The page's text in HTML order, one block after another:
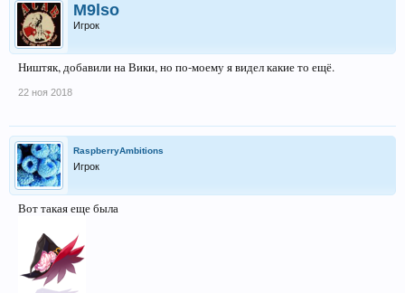
M9lso
Игрок
Ништяк, добавили на Вики, но по-моему я видел какие то ещё.
22 ноя 2018
RaspberryAmbitions
Игрок
Вот такая еще была